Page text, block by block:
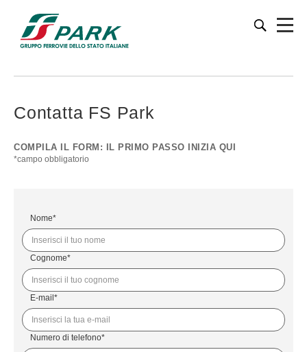
Contatta FS Park
COMPILA IL FORM: IL PRIMO PASSO INIZIA QUI
*campo obbligatorio
Nome*
Cognome*
E-mail*
Numero di telefono*